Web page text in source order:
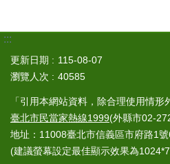
:::
更新日期
115-08-07
瀏覽人次
40585
「引用本網站資料，除合理使用情形
臺北市民當家熱線1999(外縣市02-
地址：11008臺北市信義區市府路1
(建議螢幕設定最佳顯示效果為